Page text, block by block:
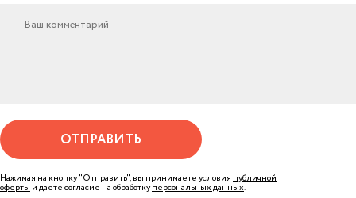
ОТПРАВИТЬ
Нажимая на кнопку "Отправить", вы принимаете условия публичной
оферты и даете согласие на обработкуперсональных данных.